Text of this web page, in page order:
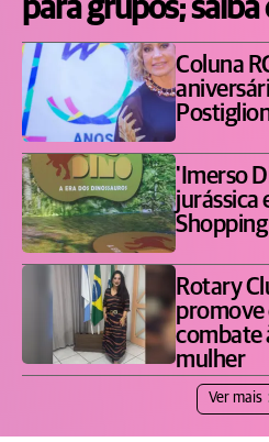
para grupos;
Coluna
'Imerso
jurássica
Rotary
promove
combate
mulher
Ver mais